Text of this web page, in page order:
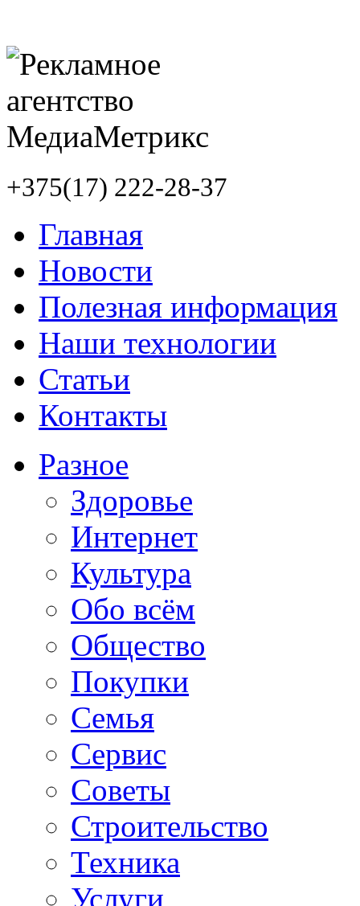
+375(17) 222-28-37
Главная
Новости
Полезная информация
Наши технологии
Статьи
Контакты
Разное
Здоровье
Интернет
Культура
Обо всём
Общество
Покупки
Семья
Сервис
Советы
Строительство
Техника
Услуги